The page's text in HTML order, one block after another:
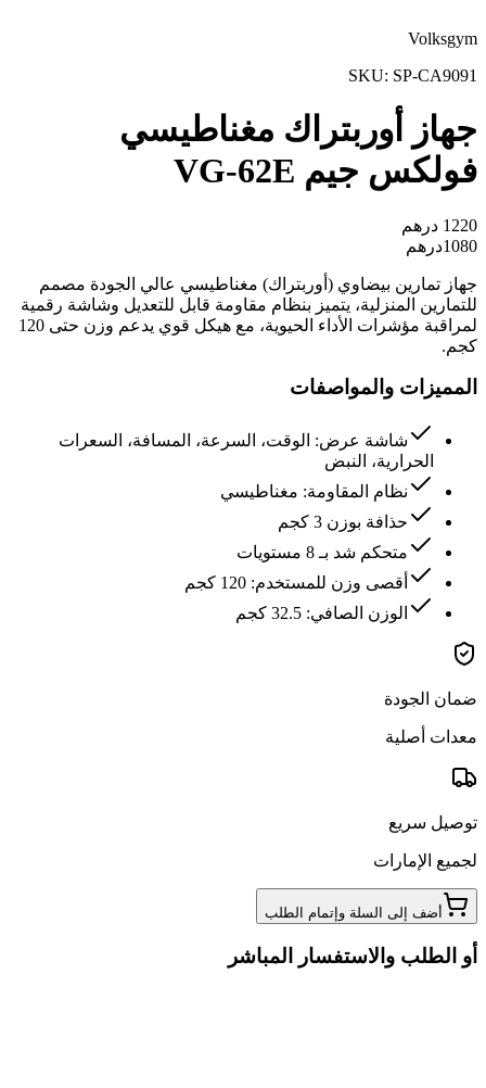
Volksgym
SKU: SP-CA9091
جهاز أوربتراك مغناطيسي
فولكس جيم VG-62E
1220 درهم
1080درهم
جهاز تمارين بيضاوي (أوربتراك) مغناطيسي عالي الجودة مصمم
للتمارين المنزلية، يتميز بنظام مقاومة قابل للتعديل وشاشة رقمية
لمراقبة مؤشرات الأداء الحيوية، مع هيكل قوي يدعم وزن حتى 120
كجم.
المميزات والمواصفات
شاشة عرض: الوقت، السرعة، المسافة، السعرات
الحرارية، النبض
نظام المقاومة: مغناطيسي
حذافة بوزن 3 كجم
متحكم شد بـ 8 مستويات
أقصى وزن للمستخدم: 120 كجم
الوزن الصافي: 32.5 كجم
ضمان الجودة
معدات أصلية
توصيل سريع
لجميع الإمارات
أضف إلى السلة وإتمام الطلب
أو الطلب والاستفسار المباشر